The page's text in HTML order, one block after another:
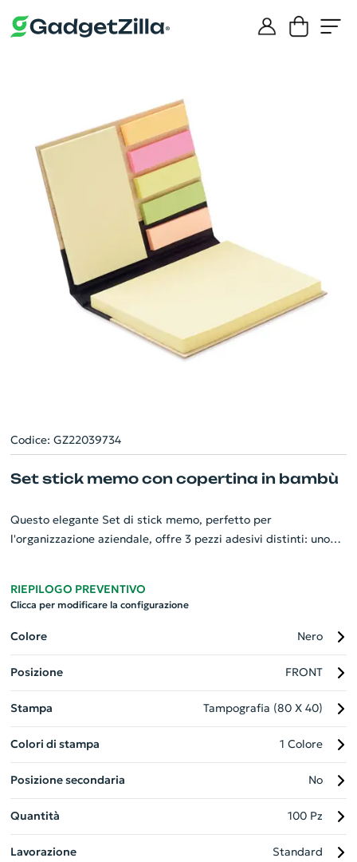
Codice: GZ22039734
Set stick memo con copertina in bambù
Questo elegante Set di stick memo, perfetto per
l'organizzazione aziendale, offre 3 pezzi adesivi distinti: uno
ecologica, che vanta un design raffinato e sostenibile. Distingui
ideale per appunti rapidi, segnalibri o promemoria. Un
accessorio funzionale e di stile per l'ufficio moderno.
RIEPILOGO PREVENTIVO
Clicca per modificare la configurazione
Colore Nero
Posizione FRONT
Stampa Tampografia (80 X 40)
Colori di stampa 1 Colore
Posizione secondaria No
Quantità 100 Pz
Lavorazione Standard